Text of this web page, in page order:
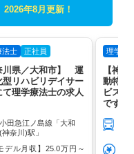
2026年8月更新！
法士 正社員
川県／大和市】 運
型リハビリデイサー
て理学療法士の求人
小田急江ノ島線「大和
(神奈川)駅」
デル月収】25.0万円～
理学療
【神
動特化
ビスに
です！